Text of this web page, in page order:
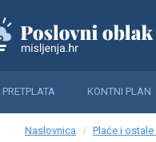
PRETPLATA KONTNI PLAN
Naslovnica Plaće i